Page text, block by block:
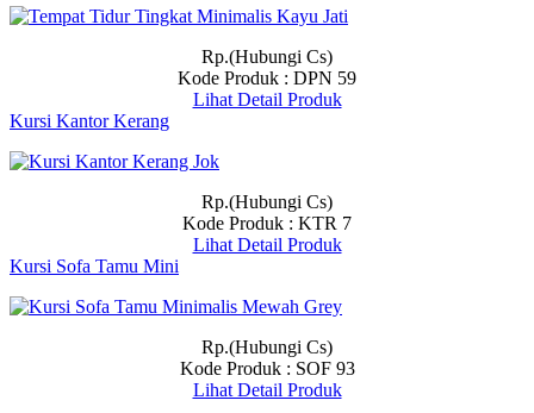
Rp.(Hubungi Cs)
Kode Produk : DPN 59
Lihat Detail Produk
Kursi Kantor Kerang
Rp.(Hubungi Cs)
Kode Produk : KTR 7
Lihat Detail Produk
Kursi Sofa Tamu Mini
Rp.(Hubungi Cs)
Kode Produk : SOF 93
Lihat Detail Produk